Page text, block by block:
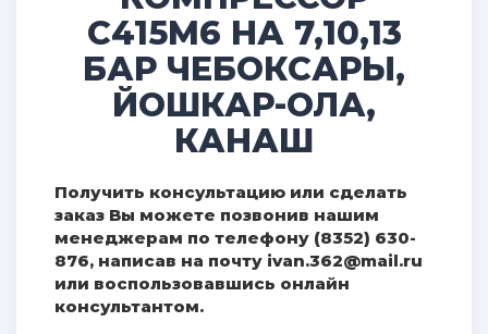
С415М6 НА 7,10,13
БАР ЧЕБОКСАРЫ,
ЙОШКАР-ОЛА,
КАНАШ
Получить консультацию или сделать
заказ Вы можете позвонив нашим
менеджерам по телефону (8352) 630-
876, написав на почту ivan.362@mail.ru
или воспользовавшись онлайн
консультантом.